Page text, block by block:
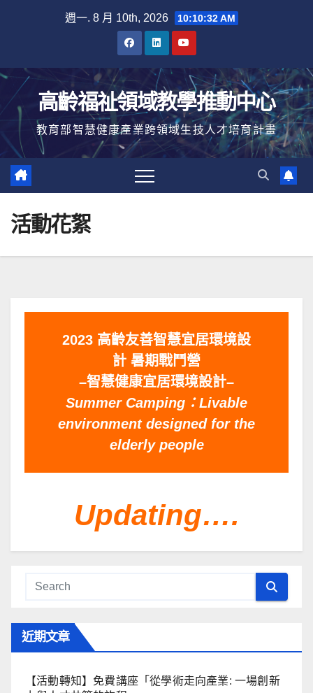
週一. 8 月 10th, 2026 10:10:32 AM
高齡福祉領域教學推動中心
教育部智慧健康產業跨領域生技人才培育計畫
活動花絮
2023 高齡友善智慧宜居環境設
計 暑期戰鬥營
–智慧健康宜居環境設計–
Summer Camping：Livable
environment designed for the
elderly people
Updating….
近期文章
【活動轉知】免費講座「從學術走向產業: ⼀場創新